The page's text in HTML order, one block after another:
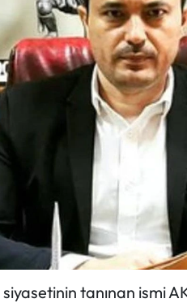
siyasetinin tanınan ismi